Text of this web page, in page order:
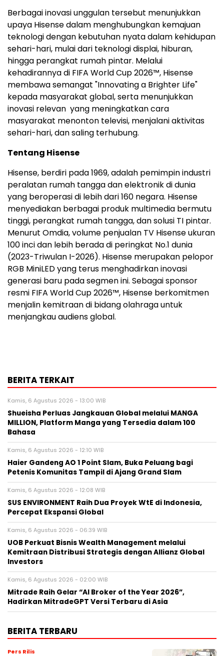
Berbagai inovasi unggulan tersebut menunjukkan
upaya Hisense dalam menghubungkan kemajuan
teknologi dengan kebutuhan nyata dalam kehidupan
sehari-hari, mulai dari teknologi displai, hiburan,
hingga perangkat rumah pintar. Melalui
kehadirannya di FIFA World Cup 2026™, Hisense
membawa semangat "Innovating a Brighter Life"
kepada masyarakat global, serta menunjukkan
inovasi relevan yang meningkatkan cara
masyarakat menonton televisi, menjalani aktivitas
sehari-hari, dan saling terhubung.
Tentang Hisense
Hisense, berdiri pada 1969, adalah pemimpin industri
peralatan rumah tangga dan elektronik di dunia
yang beroperasi di lebih dari 160 negara. Hisense
menyediakan berbagai produk multimedia bermutu
tinggi, perangkat rumah tangga, dan solusi TI pintar.
Menurut Omdia, volume penjualan TV Hisense ukuran
100 inci dan lebih berada di peringkat No.1 dunia
(2023-Triwulan I-2026). Hisense merupakan pelopor
RGB MiniLED yang terus menghadirkan inovasi
generasi baru pada segmen ini. Sebagai sponsor
resmi FIFA World Cup 2026™, Hisense berkomitmen
menjalin kemitraan di bidang olahraga untuk
menjangkau audiens global.
BERITA TERKAIT
Kamis, 6 Agustus 2026 - 13:00 WIB
Shueisha Perluas Jangkauan Global melalui MANGA
MILLION, Platform Manga yang Tersedia dalam 100
Bahasa
Kamis, 6 Agustus 2026 - 12:10 WIB
Haier Gandeng AO 1 Point Slam, Buka Peluang bagi
Petenis Komunitas Tampil di Ajang Grand Slam
Kamis, 6 Agustus 2026 - 12:08 WIB
SUS ENVIRONMENT Raih Dua Proyek WtE di Indonesia,
Percepat Ekspansi Global
Kamis, 6 Agustus 2026 - 06:39 WIB
UOB Perkuat Bisnis Wealth Management melalui
Kemitraan Distribusi Strategis dengan Allianz Global
Investors
Kamis, 6 Agustus 2026 - 02:00 WIB
Mitrade Raih Gelar “AI Broker of the Year 2026”,
Hadirkan MitradeGPT Versi Terbaru di Asia
BERITA TERBARU
Pers Rilis